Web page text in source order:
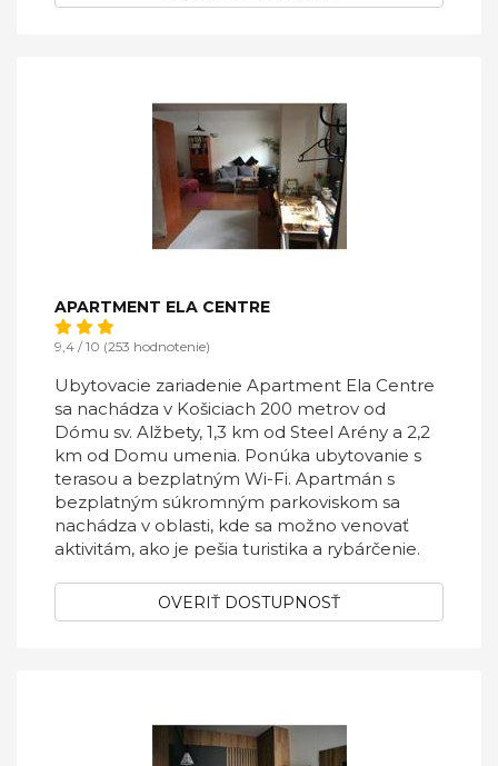
APARTMENT ELA CENTRE
9,4 / 10 (253 hodnotenie)
Ubytovacie zariadenie Apartment Ela Centre
sa nachádza v Košiciach 200 metrov od
Dómu sv. Alžbety, 1,3 km od Steel Arény a 2,2
km od Domu umenia. Ponúka ubytovanie s
terasou a bezplatným Wi-Fi. Apartmán s
bezplatným súkromným parkoviskom sa
nachádza v oblasti, kde sa možno venovať
aktivitám, ako je pešia turistika a rybárčenie.
OVERIŤ DOSTUPNOSŤ